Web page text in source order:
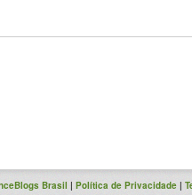
Brasil | Política de Privacidade |